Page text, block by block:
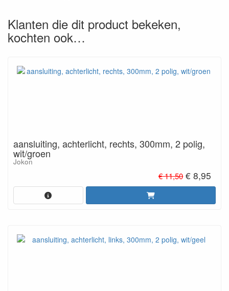
Klanten die dit product bekeken,
kochten ook…
aansluiting, achterlicht, rechts, 300mm, 2 polig,
wit/groen
Jokon
€ 11,50€ 8,95